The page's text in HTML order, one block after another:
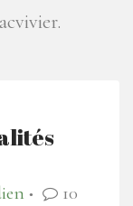
● 10